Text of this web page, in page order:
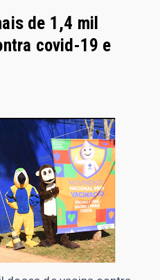
de 1,4 mil
covid-19 e